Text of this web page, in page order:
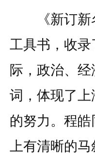
《新订新名
工具书，收
际，政治、
词，体现了
的努力。程
上有清晰的